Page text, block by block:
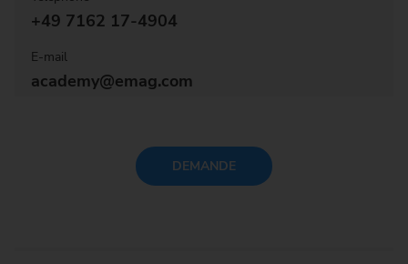
+49 7162 17-4904
E-mail
academy@emag.com
DEMANDE